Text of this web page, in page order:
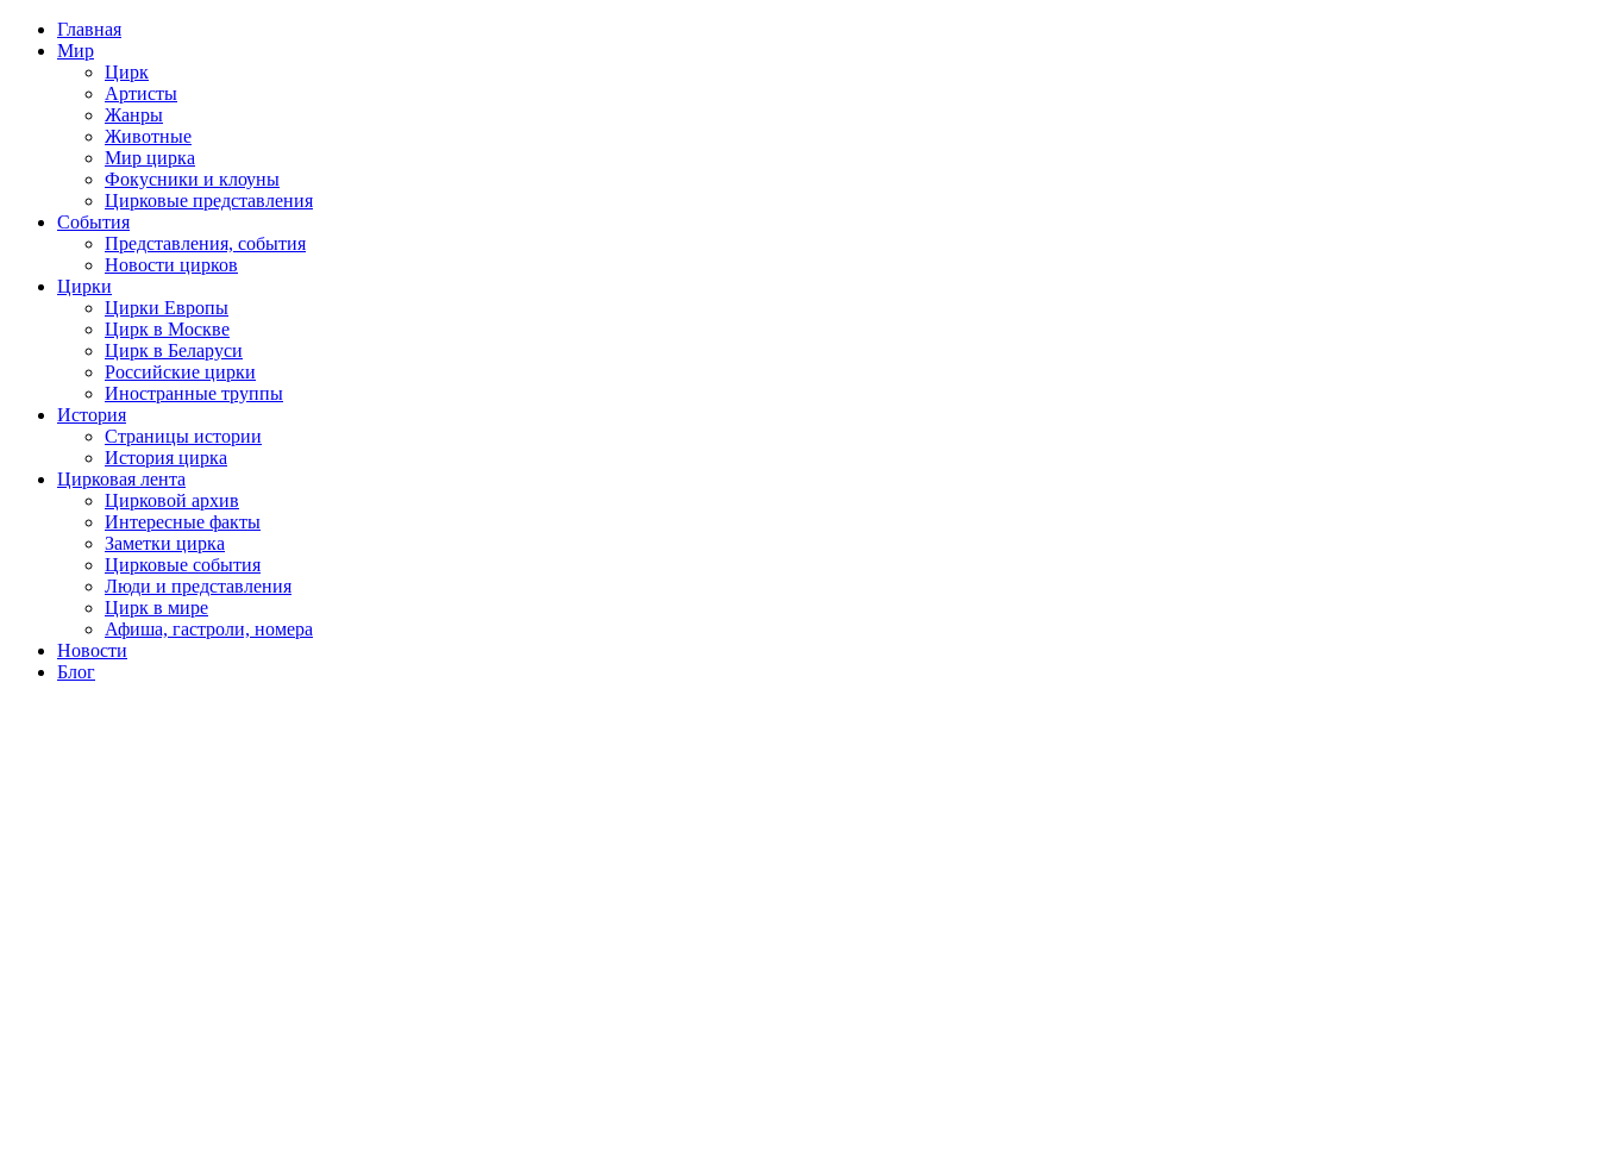
Главная
Мир
Цирк
Артисты
Жанры
Животные
Мир цирка
Фокусники и клоуны
Цирковые представления
События
Представления, события
Новости цирков
Цирки
Цирки Европы
Цирк в Москве
Цирк в Беларуси
Российские цирки
Иностранные труппы
История
Страницы истории
История цирка
Цирковая лента
Цирковой архив
Интересные факты
Заметки цирка
Цирковые события
Люди и представления
Цирк в мире
Афиша, гастроли, номера
Новости
Блог